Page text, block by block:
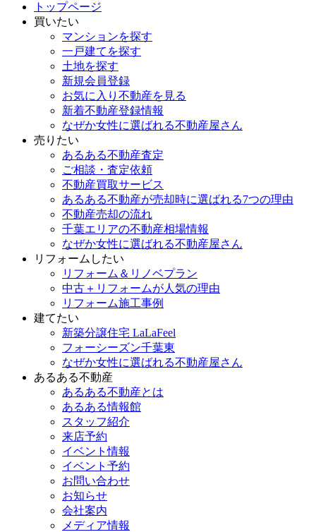
トップページ
買いたい
マンションを探す
一戸建てを探す
土地を探す
新規会員登録
お気に入り不動産を見る
新着不動産登録情報
なぜか女性に選ばれる不動産屋さん
売りたい
あるある不動産査定
ご相談・査定依頼
不動産買取サービス
あるある不動産が売却時に選ばれる7つの理由
不動産売却の流れ
千葉エリアの不動産相場情報
なぜか女性に選ばれる不動産屋さん
リフォームしたい
リフォーム＆リノベプラン
中古＋リフォームが人気の理由
リフォーム施工事例
建てたい
新築分譲住宅 LaLaFeel
フォーシーズン千葉東
なぜか女性に選ばれる不動産屋さん
あるある不動産
あるある不動産とは
あるある情報館
スタッフ紹介
来店予約
イベント情報
イベント予約
お問い合わせ
お知らせ
会社案内
メディア情報